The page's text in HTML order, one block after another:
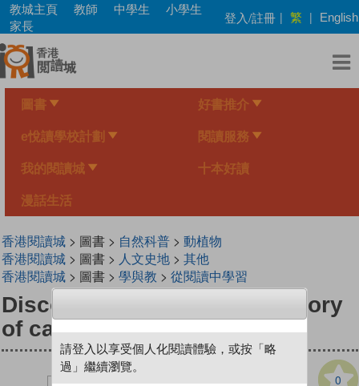
Skip
main
content
教城主頁 教師 中學生
小學生
家長
登入/註冊 | 繁 | English
圖書 好書推介
e悅讀學校計劃 閱讀服務
我的閱讀城 十本好讀
漫話生活
香港閱讀城> 圖書 > 自然科普> 動植物
香港閱讀城> 圖書 > 人文史地> 其他
香港閱讀城> 圖書 > 學與教 > 從閱讀中學習
DiscoveryBox : The rich history
of caregivers
0
請登入以享受個人化閱讀體驗，或按「略
過」繼續瀏覽。